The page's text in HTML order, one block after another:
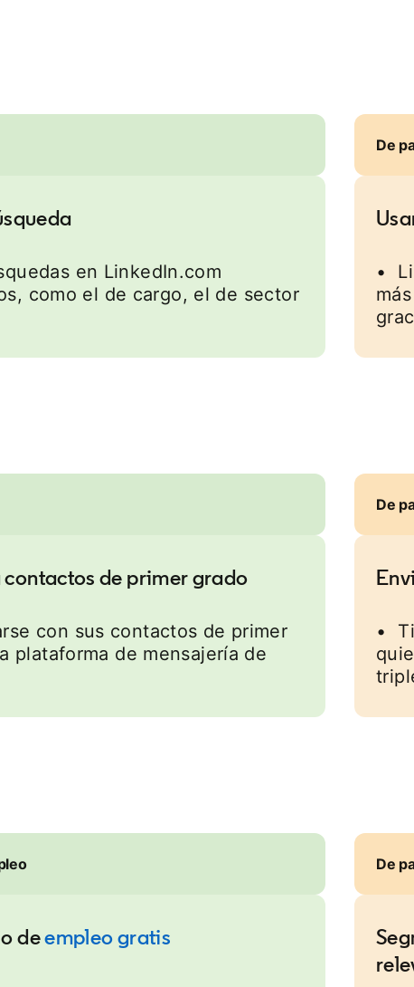
en LinkedIn.com
como el de cargo, el de sector
De
•
contactos de primer grado
con sus contactos de primer
plataforma de mensajería de
De
•
deempleo gratis
De